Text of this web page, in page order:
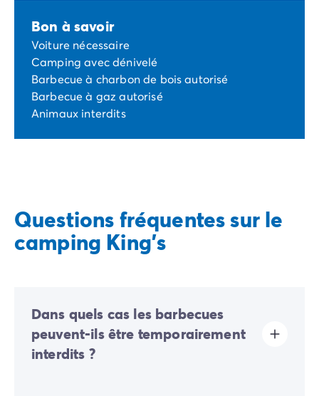
Bon à savoir
Voiture nécessaire
Camping avec dénivelé
Barbecue à charbon de bois autorisé
Barbecue à gaz autorisé
Animaux interdits
Questions fréquentes sur le
camping King's
Dans quels cas les barbecues
peuvent-ils être temporairement
interdits ?